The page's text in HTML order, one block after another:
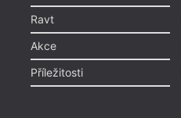
Ravt
Akce
Příležitosti